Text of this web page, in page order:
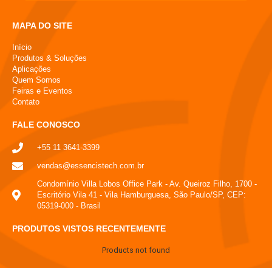
MAPA DO SITE
Início
Produtos & Soluções
Aplicações
Quem Somos
Feiras e Eventos
Contato
FALE CONOSCO
+55 11 3641-3399
vendas@essencistech.com.br
Condomínio Villa Lobos Office Park - Av. Queiroz Filho, 1700 -
Escritório Vila 41 - Vila Hamburguesa, São Paulo/SP, CEP:
05319-000 - Brasil
PRODUTOS VISTOS RECENTEMENTE
Products not found